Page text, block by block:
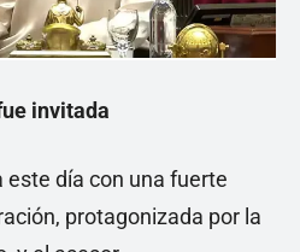
invitada
este día con una fuerte
protagonizada por la